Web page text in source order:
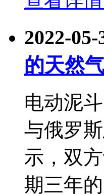
2022-
的天然
电动泥
与俄罗
示，双
期三年